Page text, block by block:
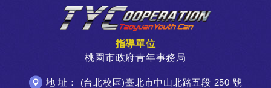
指導單位
桃園市政府青年事務局
地 址： (台北校區)臺北市中山北路五段 250 號